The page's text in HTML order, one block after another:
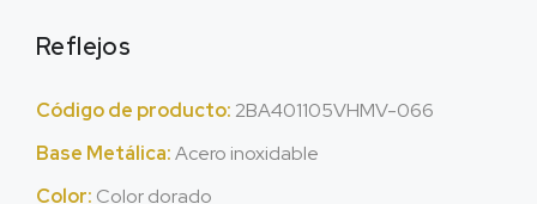
Reflejos
Código de producto: 2BA401105VHMV-066
Base Metálica:Acero inoxidable
Color: Color dorado